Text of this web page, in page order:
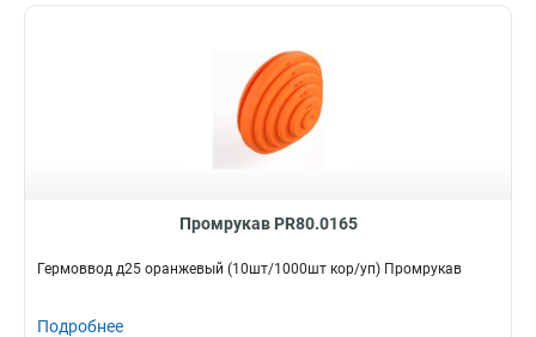
Промрукав PR80.0165
Гермоввод д25 оранжевый (10шт/1000шт кор/уп) Промрукав
Подробнее